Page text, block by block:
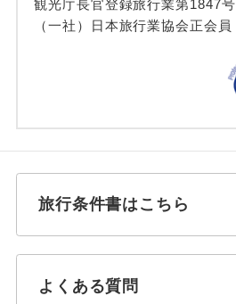
観光庁長官登録旅行業第1847号
（一社）日本旅行業協会正会員
旅行条件書はこちら
よくある質問